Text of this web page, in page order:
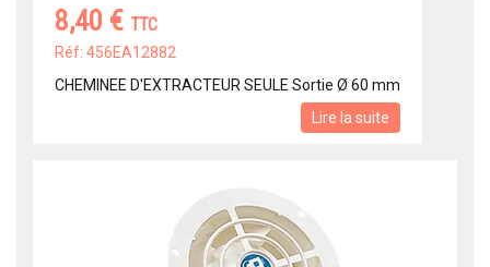
8,40 € TTC
Réf: 456EA12882
CHEMINEE D'EXTRACTEUR SEULE Sortie Ø 60 mm
Lire la suite